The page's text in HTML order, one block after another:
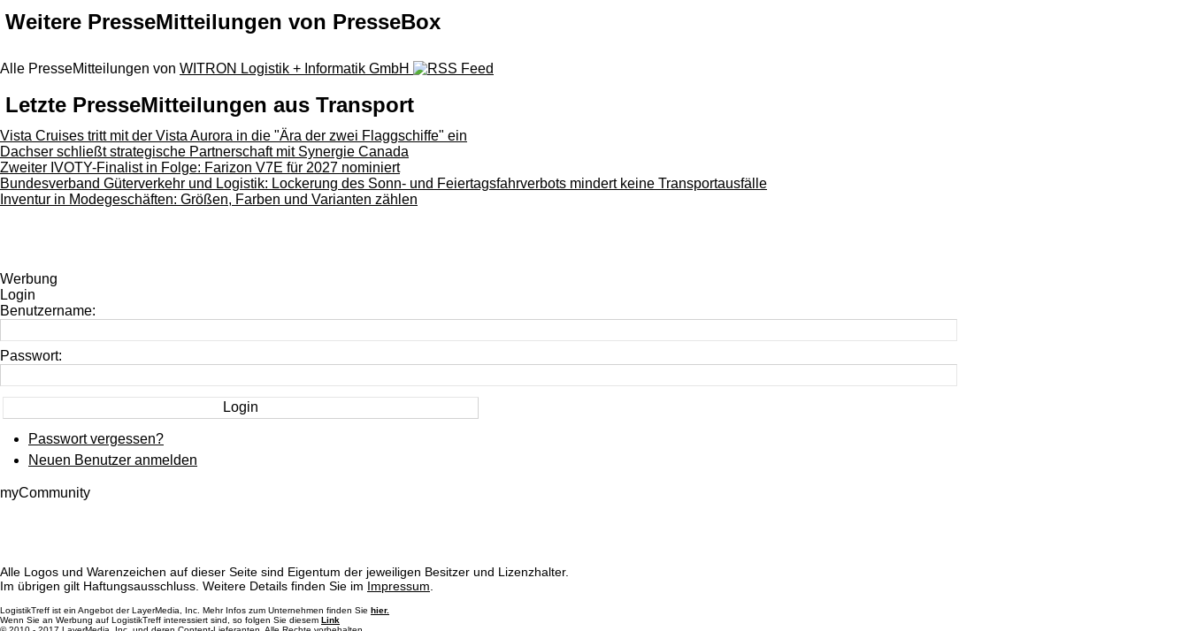
Weitere PresseMitteilungen von PresseBox
Alle PresseMitteilungen von WITRON Logistik + Informatik GmbH
Letzte PresseMitteilungen aus Transport
Vista Cruises tritt mit der Vista Aurora in die "Ära der zwei Flaggschiffe" ein
Dachser schließt strategische Partnerschaft mit Synergie Canada
Zweiter IVOTY-Finalist in Folge: Farizon V7E für 2027 nominiert
Bundesverband Güterverkehr und Logistik: Lockerung des Sonn- und Feiertagsfahrverbots mindert keine Transportausfälle
Inventur in Modegeschäften: Größen, Farben und Varianten zählen
Werbung
Login
Benutzername:
Passwort:
Passwort vergessen?
Neuen Benutzer anmelden
myCommunity
Alle Logos und Warenzeichen auf dieser Seite sind Eigentum der jeweiligen Besitzer und Lizenzhalter.
Im übrigen gilt Haftungsausschluss. Weitere Details finden Sie im Impressum
LogistikTreff ist ein Angebot der LayerMedia, Inc. Mehr Infos zum Unternehmen finden Sie hier.
Wenn Sie an Werbung auf LogistikTreff interessiert sind, so folgen Sie diesem Link